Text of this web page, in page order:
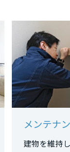
メンテナ
建物を維持